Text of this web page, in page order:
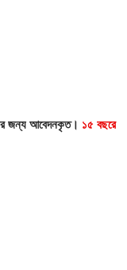
জন্য আবেদনকৃত। ১৫ বছরে